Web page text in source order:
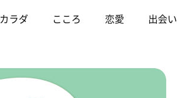
カラダ こころ 恋愛 出会い